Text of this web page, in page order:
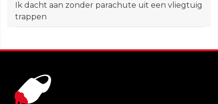
Ik dacht aan zonder parachute uit een vliegtuig
trappen